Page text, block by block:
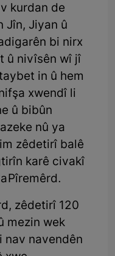
kurdan de
Jîn, Jiyan û
bi nirx
û nivîsên wî jî
in û hem
xwendî li
û bibûn
nû ya
zêdetirî balê
karê civakî
Pîremêrd.
zêdetirî 120
mezin wek
nav navendên